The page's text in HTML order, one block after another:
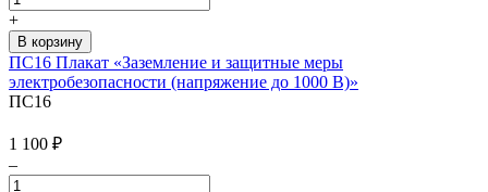
+
ПС16 Плакат «Заземление и защитные меры
электробезопасности (напряжение до 1000 В)»
ПС16
1 100 ₽
–